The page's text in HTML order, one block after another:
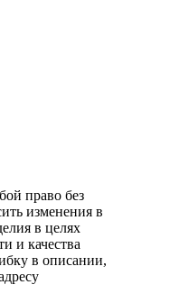
право без
изменения в
в целях
и качества
в описании,